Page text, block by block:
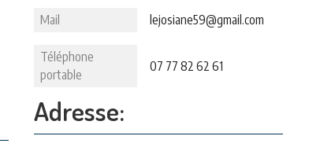
Mail lejosiane59@gmail.com
Téléphone
portable
07 77 82 62 61
Adresse: